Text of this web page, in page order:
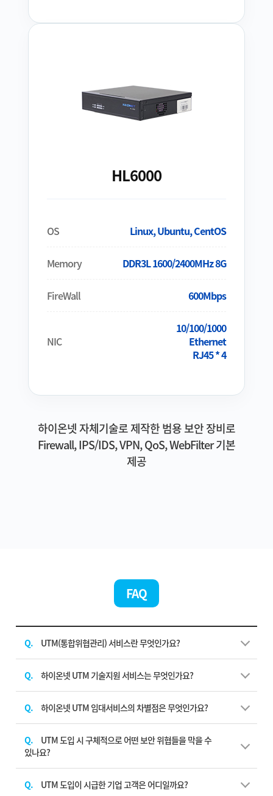
HL6000
OS Linux, Ubuntu, CentOS
Memory DDR3L 1600/2400MHz 8G
FireWall 600Mbps
NIC
10/100/1000
Ethernet
RJ45 * 4
하이온넷 자체기술로 제작한 범용 보안 장비로
Firewall, IPS/IDS, VPN, QoS, WebFilter 기본
제공
FAQ
Q. UTM(통합위협관리) 서비스란 무엇인가요?
Q. 하이온넷 UTM 기술지원 서비스는 무엇인가요?
Q. 하이온넷 UTM 임대서비스의 차별점은 무엇인가요?
Q.
UTM 도입 시 구체적으로 어떤 보안 위협들을 막을 수
있나요?
Q. UTM 도입이 시급한 기업 고객은 어디일까요?